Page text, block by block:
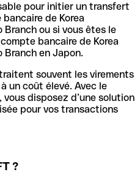
pour initier un transfert
de Korea
ou si vous êtes le
bancaire de Korea
en Japon.
souvent les virements
un coût élevé. Avec le
vous disposez d’une solution
pour vos transactions
?